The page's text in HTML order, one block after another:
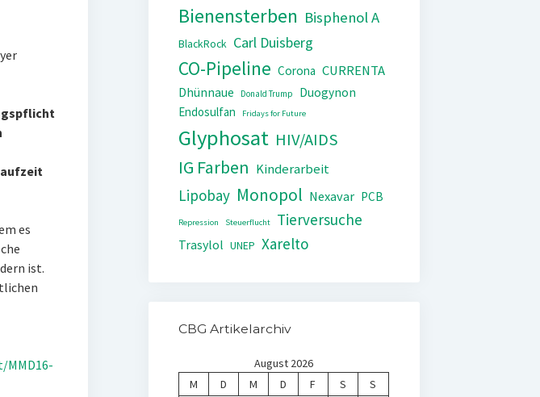
es
ist.
Bienensterben Bisphenol A
BlackRock Carl Duisberg
CO-Pipeline Corona CURRENTA
Dhünnaue Donald Trump
Duogynon
Endosulfan
Fridays for Future
Glyphosat HIV/AIDS
IG Farben Kinderarbeit
Lipobay Monopol Nexavar PCB
Repression Steuerflucht Tierversuche
Trasylol UNEP Xarelto
CBG Artikelarchiv
August 2026
M
D M D F S
S